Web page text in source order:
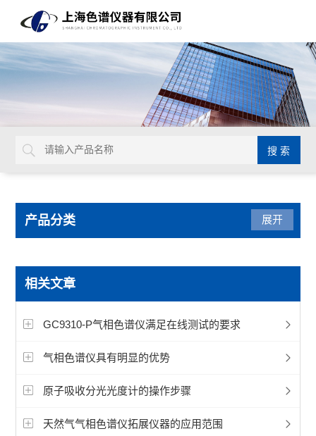
产品分类
样品瓶
液相色谱配件
气相色谱配件
滤膜滤器
气相色谱柱
展开
相关文章
GC9310-P气相色谱仪满足在线测试的要求
气相色谱仪具有明显的优势
原子吸收分光光度计的操作步骤
天然气气相色谱仪拓展仪器的应用范围